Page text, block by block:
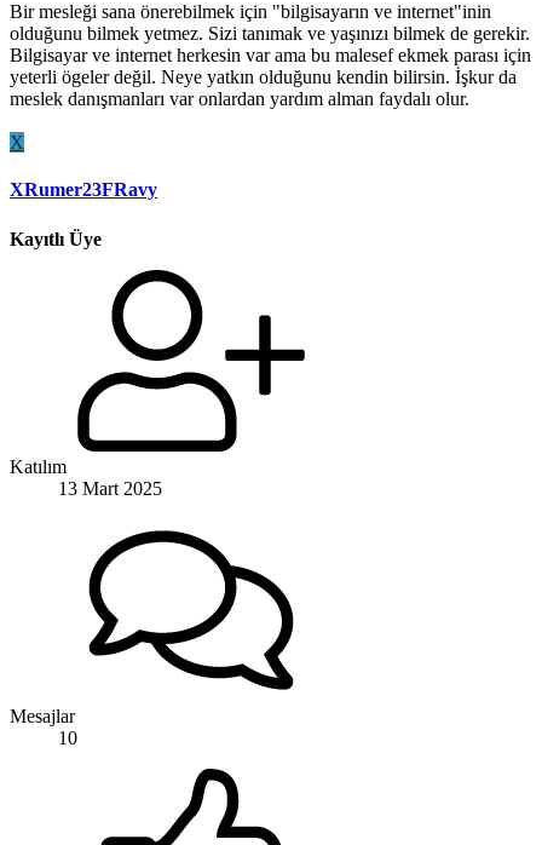
Bir mesleği sana önerebilmek için "bilgisayarın ve internet"inin
olduğunu bilmek yetmez. Sizi tanımak ve yaşınızı bilmek de gerekir.
Bilgisayar ve internet herkesin var ama bu malesef ekmek parası için
yeterli ögeler değil. Neye yatkın olduğunu kendin bilirsin. İşkur da
meslek danışmanları var onlardan yardım alman faydalı olur.
X
XRumer23FRavy
Kayıtlı Üye
Katılım
13 Mart 2025
Mesajlar
10